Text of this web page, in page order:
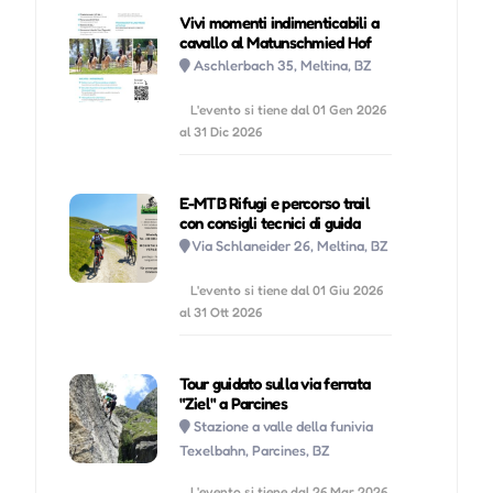
Gio 27 Agosto, 2026 09:30-13:30 |
Ven 28 Agosto, 2026 09:30-13:30 |
Dom 30 Agosto, 2026 09:30-13:30 |
Lun 31 Agosto, 2026
Mer 02 Settembre, 2026 09:30-13:30 |
Gio 03 Settembre, 2026 09:30-13:30 |
Vivi momenti indimenticabili a
cavallo al Matunschmied Hof
Aschlerbach 35, Meltina, BZ
L'evento si tiene dal 01 Gen 2026
al 31 Dic 2026
E-MTB Rifugi e percorso trail
con consigli tecnici di guida
Via Schlaneider 26, Meltina, BZ
L'evento si tiene dal 01 Giu 2026
al 31 Ott 2026
Tour guidato sulla via ferrata
"Ziel" a Parcines
Stazione a valle della funivia
Texelbahn, Parcines, BZ